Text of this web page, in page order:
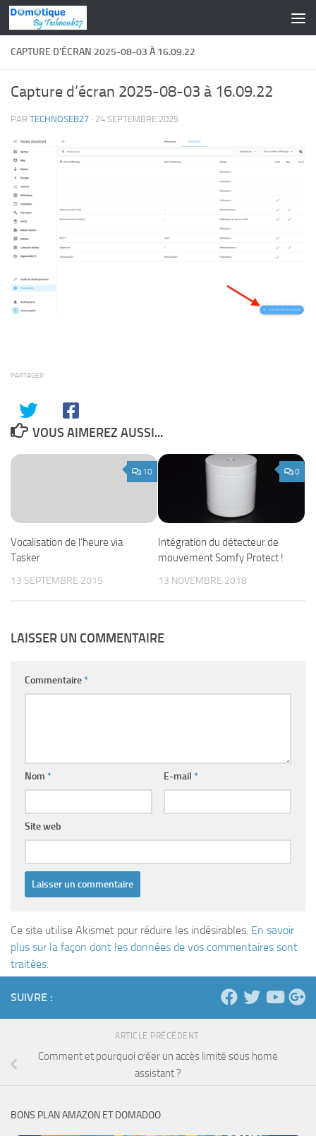
Skip to content
CAPTURE D’ÉCRAN 2025-08-03 À 16.09.22
Capture d’écran 2025-08-03 à 16.09.22
PAR TECHNOSEB27 · 24 SEPTEMBRE 2025
PARTAGER
VOUS AIMEREZ AUSSI...
10
Vocalisation de l’heure via
Tasker
13 SEPTEMBRE 2015
0
Intégration du détecteur de
mouvement Somfy Protect !
13 NOVEMBRE 2018
LAISSER UN COMMENTAIRE
Commentaire*
Nom * E-mail *
Site web
Ce site utilise Akismet pour réduire les indésirables. En savoir
plus sur la façon dont les données de vos commentaires sont
traitées
SUIVRE :
ARTICLE PRÉCÉDENT
Comment et pourquoi créer un accès limité sous home
assistant ?
BONS PLAN AMAZON ET DOMADOO